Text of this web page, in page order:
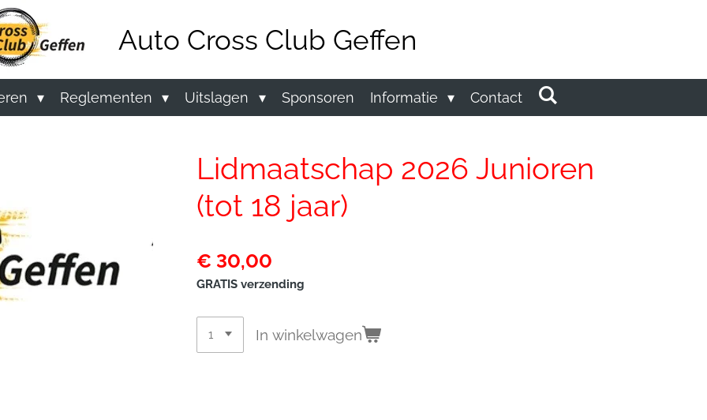
Auto Cross Club Geffen
Reglementen Uitslagen Sponsoren Informatie Contact
Lidmaatschap 2026 Junioren
(tot 18 jaar)
€ 30,00
GRATIS verzending
In winkelwagen